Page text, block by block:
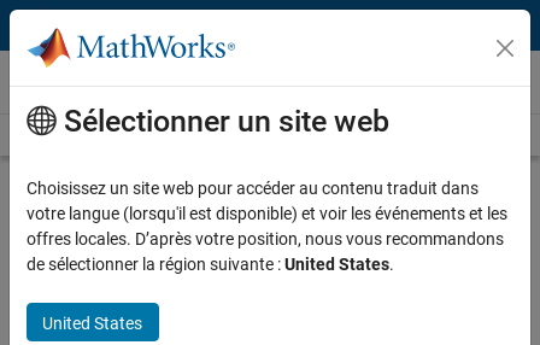
Passer au contenu
Vidéos
Videos Home Search
Play
Description
Learning | Introduction to Machine
Sélectionner un site web
Choisissez un site web pour accéder au contenu traduit dans
votre langue (lorsqu'il est disponible) et voir les événements et les
offres locales. D’après votre position, nous vous recommandons
de sélectionner la région suivante :United States.
United States